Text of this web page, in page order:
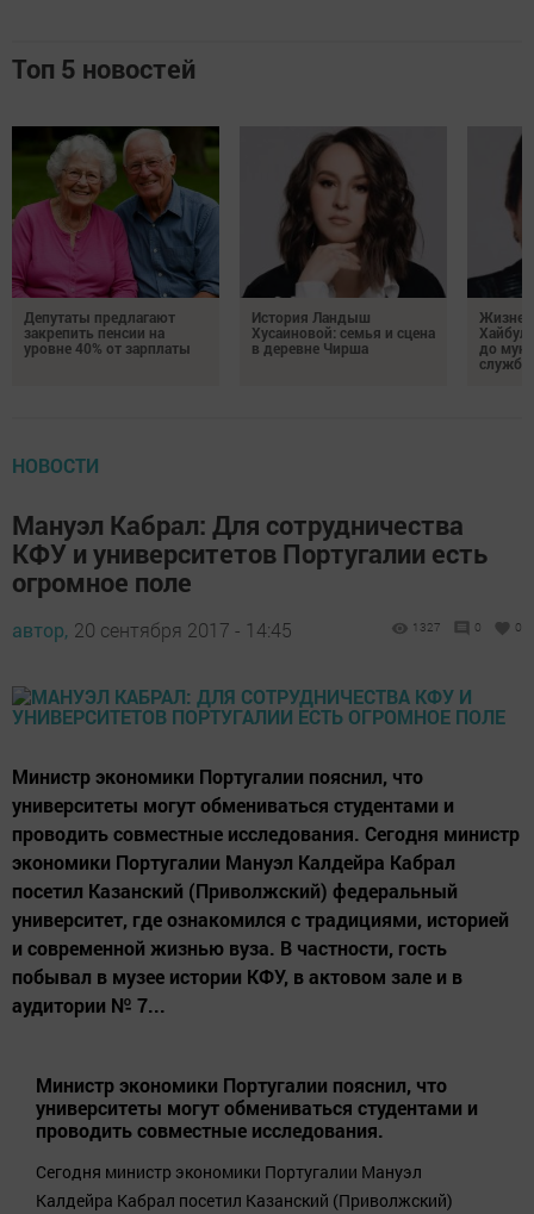
Топ 5 новостей
Депутаты предлагают
закрепить пенсии на
уровне 40% от зарплаты
История Ландыш
Хусаиновой: семья и сцена
в деревне Чирша
до
службы
НОВОСТИ
Мануэл Кабрал: Для сотрудничества
КФУ и университетов Португалии есть
огромное поле
автор, 20 сентября 2017 - 14:45 1327 0 0
Министр экономики Португалии пояснил, что
университеты могут обмениваться студентами и
проводить совместные исследования. Сегодня министр
экономики Португалии Мануэл Калдейра Кабрал
посетил Казанский (Приволжский) федеральный
университет, где ознакомился с традициями, историей
и современной жизнью вуза. В частности, гость
побывал в музее истории КФУ, в актовом зале и в
аудитории № 7...
Министр экономики Португалии пояснил, что
университеты могут обмениваться студентами и
проводить совместные исследования.
Сегодня министр экономики Португалии Мануэл
Калдейра Кабрал посетил Казанский (Приволжский)